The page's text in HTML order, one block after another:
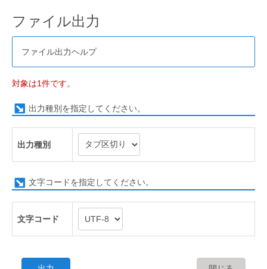
ファイル出力
ファイル出力ヘルプ
対象は1件です。
出力種別を指定してください。
出力種別
文字コードを指定してください。
文字コード